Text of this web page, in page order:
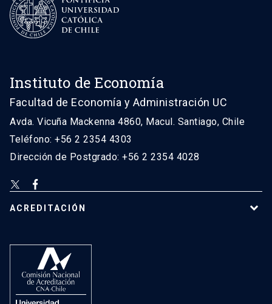
Instituto de Economía
Facultad de Economía y Administración UC
Avda. Vicuña Mackenna 4860, Macul. Santiago, Chile
Teléfono: +56 2 2354 4303
Dirección de Postgrado: +56 2 2354 4028
ACREDITACIÓN